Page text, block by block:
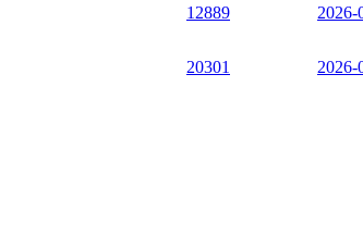
12889 2026-
20301 2026-